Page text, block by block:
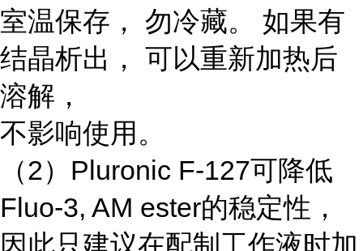
室温保存， 勿冷藏。 如果有
结晶析出， 可以重新加热后
溶解，
不影响使用。
（2）Pluronic F-127可降低
Fluo-3, AM ester的稳定性，
因此只建议在配制工作液时加